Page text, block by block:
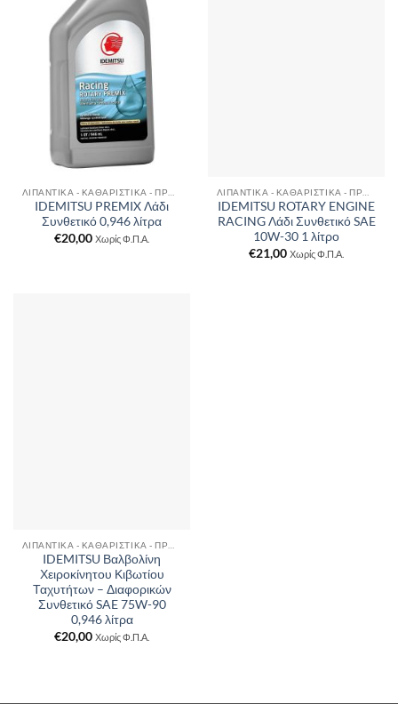
IDEMITSU PREMIX Λάδι
Συνθετικό 0,946 λίτρα
€20,00 Χωρίς Φ.Π.Α.
IDEMITSU ROTARY ENGINE
RACING Λάδι Συνθετικό SAE
10W-30 1 λίτρο
€21,00 Χωρίς Φ.Π.Α.
IDEMITSU Βαλβολίνη
Χειροκίνητου Κιβωτίου
Ταχυτήτων – Διαφορικών
Συνθετικό SAE 75W-90
0,946 λίτρα
€20,00 Χωρίς Φ.Π.Α.